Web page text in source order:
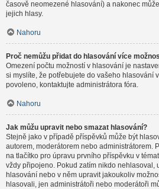
časově neomezené hlasování) a nakonec
jejich hlasy.
Nahoru
Proč nemůžu přidat do hlasování více
Omezení počtu možností v hlasování je
si myslíte, že potřebujete do vašeho hlasování
povoleno, kontaktujte administrátora fóra.
Nahoru
Jak můžu upravit nebo smazat hlasování?
Stejně jako v případě příspěvků může být
autorem, moderátorem nebo administrátorem.
na tlačítko pro úpravu prvního příspěvku v
vždy připojeno. Pokud zatím nikdo nehlasoval,
hlasování nebo v něm upravit jakoukoliv
hlasovali, jen administrátoři nebo moderátoři